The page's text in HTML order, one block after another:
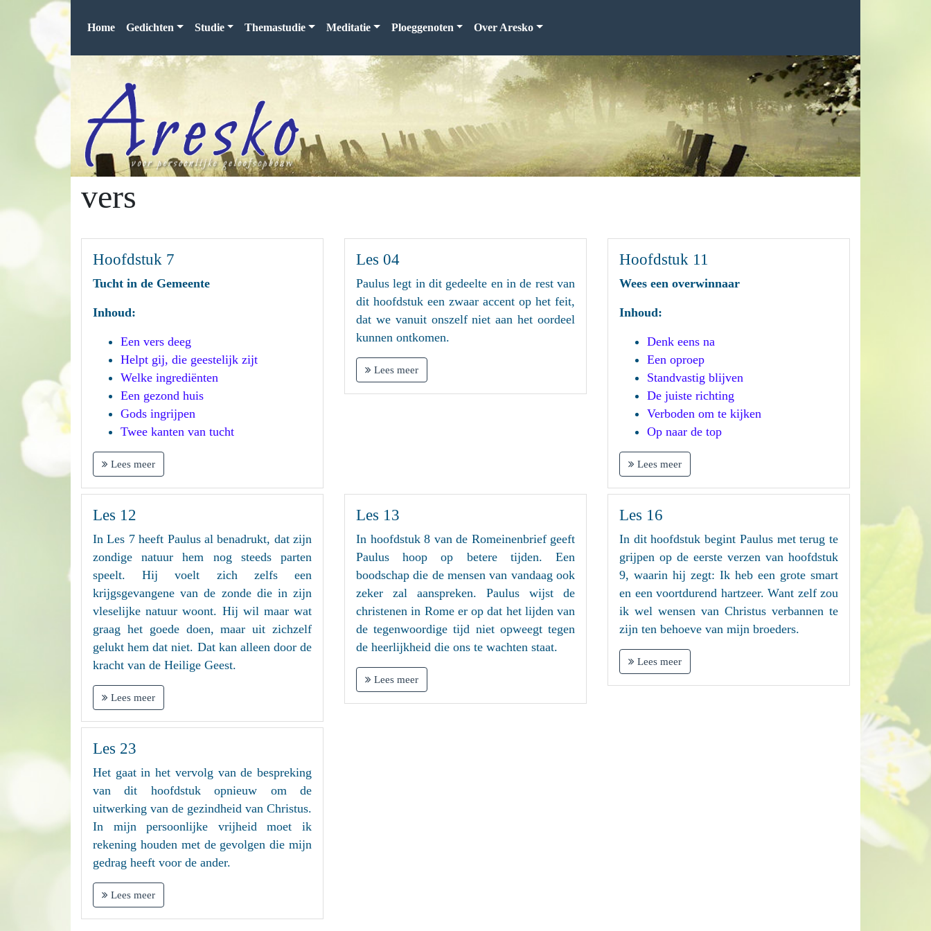
Home Gedichten Studie Themastudie Meditatie Ploeggenoten Over Aresko
vers
Hoofdstuk 7
Tucht in de Gemeente
Inhoud:
Een vers deeg
Helpt gij, die geestelijk zijt
Welke ingrediënten
Een gezond huis
Gods ingrijpen
Twee kanten van tucht
Lees meer
Les 04
Paulus legt in dit gedeelte en in de rest van
dit hoofdstuk een zwaar accent op het feit,
dat we vanuit onszelf niet aan het oordeel
kunnen ontkomen.
Lees meer
Hoofdstuk 11
Wees een overwinnaar
Inhoud:
Denk eens na
Een oproep
Standvastig blijven
De juiste richting
Verboden om te kijken
Op naar de top
Lees meer
Les 12
In Les 7 heeft Paulus al benadrukt, dat zijn
zondige natuur hem nog steeds parten
speelt. Hij voelt zich zelfs een
krijgsgevangene van de zonde die in zijn
vleselijke natuur woont. Hij wil maar wat
graag het goede doen, maar uit zichzelf
gelukt hem dat niet. Dat kan alleen door de
kracht van de Heilige Geest.
Lees meer
Les 13
In hoofdstuk 8 van de Romeinenbrief geeft
Paulus hoop op betere tijden. Een
boodschap die de mensen van vandaag ook
zeker zal aanspreken. Paulus wijst de
christenen in Rome er op dat het lijden van
de tegenwoordige tijd niet opweegt tegen
de heerlijkheid die ons te wachten staat.
Lees meer
Les 16
In dit hoofdstuk begint Paulus met terug te
grijpen op de eerste verzen van hoofdstuk
9, waarin hij zegt: Ik heb een grote smart
en een voortdurend hartzeer. Want zelf zou
ik wel wensen van Christus verbannen te
zijn ten behoeve van mijn broeders.
Lees meer
Les 23
Het gaat in het vervolg van de bespreking
van dit hoofdstuk opnieuw om de
uitwerking van de gezindheid van Christus.
In mijn persoonlijke vrijheid moet ik
rekening houden met de gevolgen die mijn
gedrag heeft voor de ander.
Lees meer